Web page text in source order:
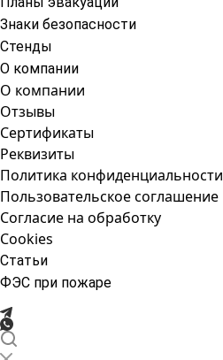
Знаки безопасности
Стенды
О компании
О компании
Отзывы
Сертификаты
Реквизиты
Политика конфиденциальности
Пользовательское соглашение
Согласие на обработку
Cookies
Статьи
ФЭС при пожаре